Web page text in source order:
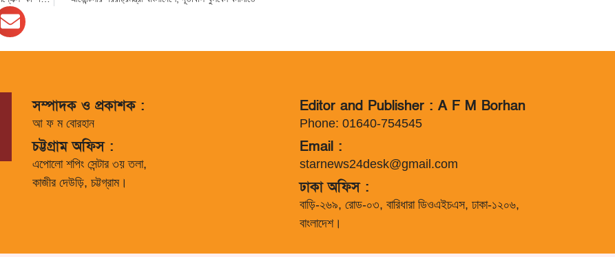
সম্পাদক ও প্রকাশক :
আ ফ ম বোরহান
চট্টগ্রাম অফিস :
এপোলো শপিং সেন্টার ৩য় তলা,
কাজীর দেউড়ি, চট্টগ্রাম।
Editor and Publisher : A F M Borhan
Phone: 01640-754545
Email :
starnews24desk@gmail.com
ঢাকা অফিস :
বাড়ি-২৬৯, রোড-০৩, বারিধারা ডিওএইচএস, ঢাকা-১২০৬,
বাংলাদেশ।